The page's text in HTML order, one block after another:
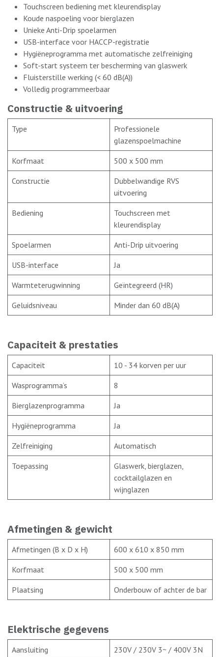
Touchscreen bediening met kleurendisplay
Koude naspoeling voor bierglazen
Unieke Anti-Drip spoelarmen
USB-interface voor HACCP-registratie
Hygiëneprogramma met automatische zelfreiniging
Soft-start systeem ter bescherming van glaswerk
Fluisterstille werking (< 60 dB(A))
Volledig programmeerbaar
Constructie & uitvoering
Type
Professionele
glazenspoelmachine
Korfmaat 500 x 500 mm
Constructie
Dubbelwandige RVS
uitvoering
Bediening
Touchscreen met
kleurendisplay
Spoelarmen Anti-Drip uitvoering
USB-interface Ja
Warmteterugwinning Geïntegreerd (HR)
Geluidsniveau Minder dan 60 dB(A)
Capaciteit & prestaties
Capaciteit 10 - 34 korven per uur
Wasprogramma’s 8
Bierglazenprogramma Ja
Hygiëneprogramma Ja
Zelfreiniging Automatisch
Toepassing
Glaswerk, bierglazen,
cocktailglazen en
wijnglazen
Afmetingen & gewicht
Afmetingen (B x D x H) 600 x 610 x 850 mm
Korfmaat 500 x 500 mm
Plaatsing Onderbouw of achter de bar
Elektrische gegevens
Aansluiting 230V / 230V 3~ / 400V 3N